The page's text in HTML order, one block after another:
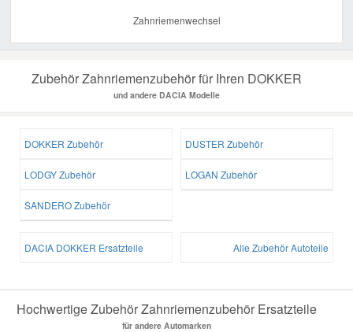
Zahnriemenwechsel
Zubehör Zahnriemenzubehör für Ihren DOKKER
und andere DACIA Modelle
DOKKER Zubehör DUSTER Zubehör
LODGY Zubehör LOGAN Zubehör
SANDERO Zubehör
DACIA DOKKER Ersatzteile Alle Zubehör Autoteile
Hochwertige Zubehör Zahnriemenzubehör Ersatzteile
für andere Automarken